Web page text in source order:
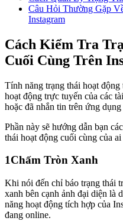
Câu Hỏi Thường Gặp
Instagram
Cách Kiểm Tra
Cuối Cùng Trên
Tính năng trạng thái hoạt
hoạt động trực tuyến của các
hoặc đã nhắn tin trên ứng dụng
Phần này sẽ hướng dẫn bạn
thái hoạt động cuối cùng của
1Chấm Tròn Xanh
Khi nói đến chỉ báo trạng thái
xanh bên cạnh ảnh đại diện là
năng hoạt động tích hợp của
đang online.